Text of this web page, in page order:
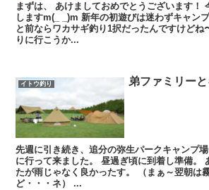
まずは、 あけましておめでとうございます！
しますm(_ _)m 新年の初遊びは迷わずキャン
と前ならワカサギ釣り1択だったんですけどね
りに行こうか...
イトウ釣り 弟ファミリー
先週に引き続き、追分の弥生パークキャンプ
に行って来ました。 昼過ぎ頃に到着し準備。
たが雨じゃなく良かったす。 （まぁ～翌朝は
ど・・・ネ） ...